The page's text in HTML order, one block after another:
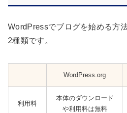
WordPressでブログを始める方
2種類です。
WordPress.org
利用料
本体のダウンロード
や利用料は無料